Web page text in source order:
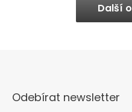
Další
Odebírat newsletter